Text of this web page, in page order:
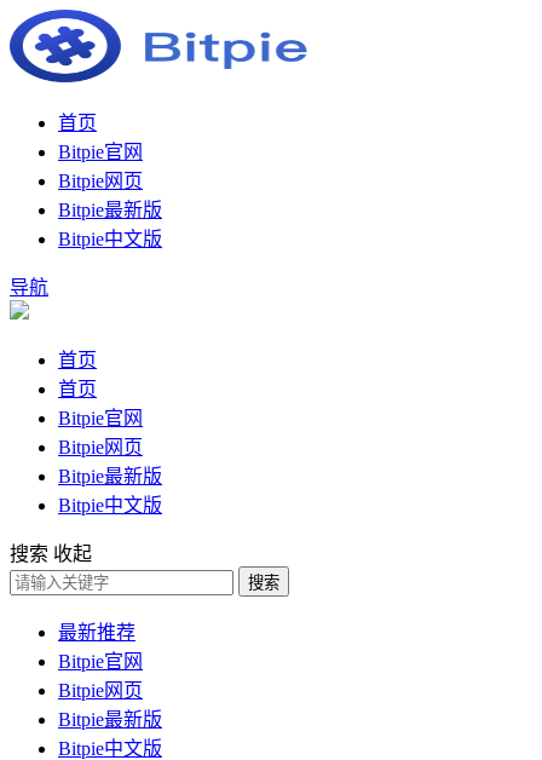
首页
Bitpie官网
Bitpie网页
Bitpie最新版
Bitpie中文版
导航
首页
首页
Bitpie官网
Bitpie网页
Bitpie最新版
Bitpie中文版
搜索 收起
搜索
最新推荐
Bitpie官网
Bitpie网页
Bitpie最新版
Bitpie中文版